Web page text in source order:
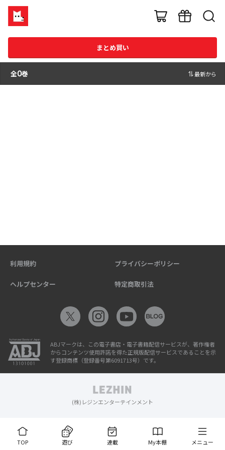
まとめ買い
全0巻 最新から
TOP 遊び 連載 My本棚 メニュー
利用規約 プライバシーポリシー
ヘルプセンター 特定商取引法
ABJマークは、この電子書店・電子書籍配信サービスが、著作権者
からコンテンツ使用許諾を得た正規版配信サービスであることを示
す登録商標（登録番号第6091713号）です。
(株)レジンエンターテインメント